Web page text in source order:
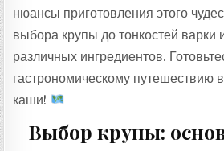
нюансы приготовления этого
выбора крупы до тонкостей варки
различных ингредиентов.
гастрономическому путешествию
каши!
Выбор крупы: